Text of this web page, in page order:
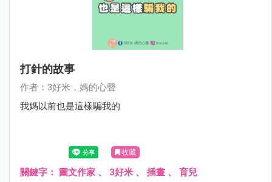
打針的故事
作者：3好米，媽的心聲
我媽以前也是這樣騙我的
收藏
關鍵字： 圖文作家 、 3好米 、 插畫 、 育兒